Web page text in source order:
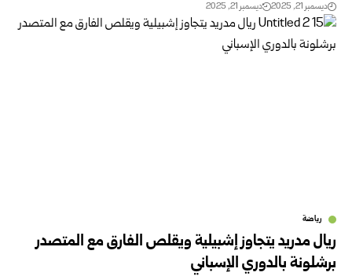
ديسمبر 21, 2025 ديسمبر 21, 2025
رياضة
ريال مدريد يتجاوز إشبيلية ويقلص الفارق مع المتصدر
برشلونة بالدوري الإسباني